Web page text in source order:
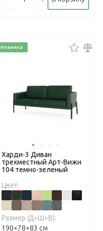
Новинка
Харди-3 Диван
трехместный Арт-Вижн
104 темно-зеленый
Цвет:
Размер (Д×Ш×В):
190×78×83 см